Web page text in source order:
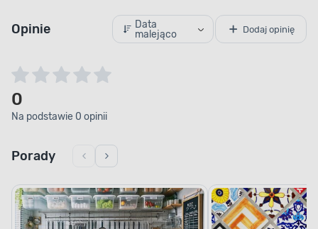
Opinie
Data
malejąco
Dodaj opinię
0
Na podstawie 0 opinii
Porady